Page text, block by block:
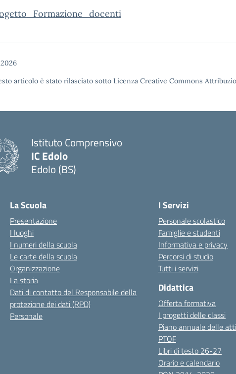
articolo è stato rilasciato sotto Licenza Creative Commons
Istituto Comprensivo
IC Edolo
Edolo (BS)
La Scuola
Presentazione
I luoghi
I numeri della scuola
Le carte della scuola
Organizzazione
La storia
Dati di contatto del Responsabile della
protezione dei dati (RPD)
Personale
I Servizi
Personale scolastico
Famiglie e studenti
Informativa e privacy
Percorsi di studio
Tutti i servizi
Didattica
Offerta formativa
I progetti delle classi
Piano annuale delle
PTOF
Libri di testo 26-27
Orario e calendario